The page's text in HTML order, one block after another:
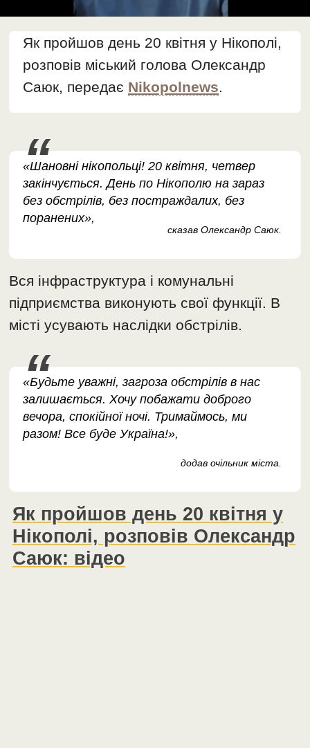
Як пройшов день 20 квітня у Нікополі,
розповів міський голова Олександр
Саюк, передає Nikopolnews.
«Шановні нікопольці! 20 квітня, четвер
закінчується. День по Нікополю на зараз
без обстрілів, без постраждалих, без
поранених»,
сказав Олександр Саюк.
Вся інфраструктура і комунальні
підприємства виконують свої функції. В
місті усувають наслідки обстрілів.
«Будьте уважні, загроза обстрілів в нас
залишається. Хочу побажати доброго
вечора, спокійної ночі. Тримаймось, ми
разом! Все буде Україна!»,
додав очільник міста.
Як пройшов день 20 квітня у
Нікополі, розповів Олександр
Саюк: відео